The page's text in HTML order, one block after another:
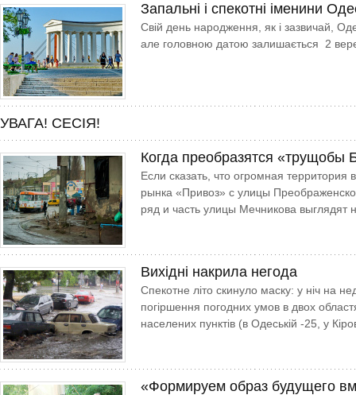
Запальні і спекотні іменини
Свій день народження, як і зазвичай,
але головною датою залишається 2
УВАГА! СЕСІЯ!
Когда преобразятся «трущобы
Если сказать, что огромная
рынка «Привоз» с улицы
ряд и часть улицы Мечникова выглядят
Вихідні накрила негода
Спекотне літо скинуло маску: у ніч на
погіршення погодних умов в двох
населених пунктів (в Одеській -25, у
«Формируем образ будущего